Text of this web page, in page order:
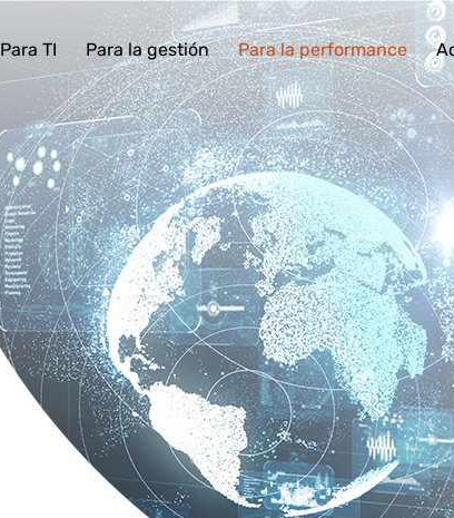
Para TI Para la gestión Para la performance